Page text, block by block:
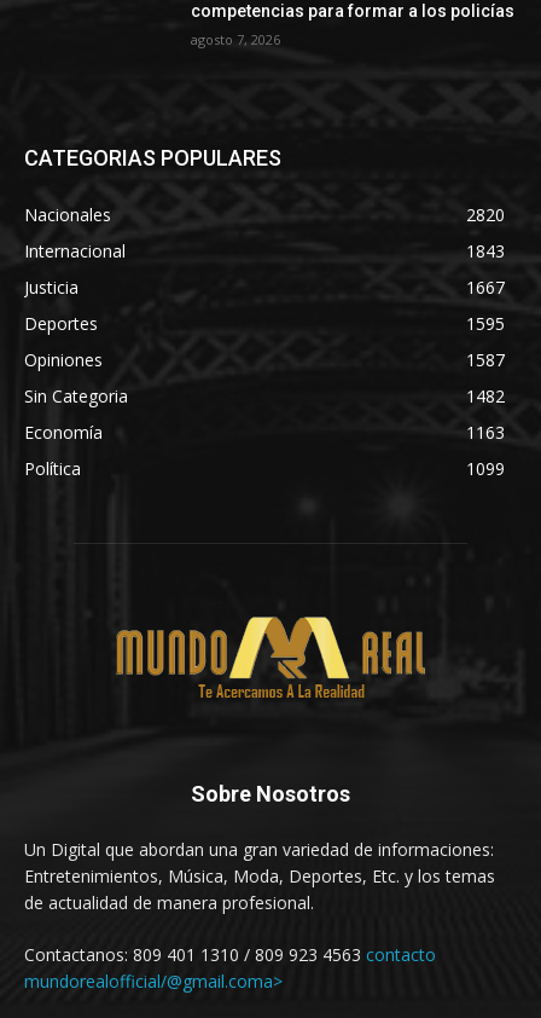
competencias para formar a los policías
agosto 7, 2026
CATEGORIAS POPULARES
Nacionales
2820
Internacional
1843
Justicia
1667
Deportes
1595
Opiniones
1587
Sin Categoria
1482
Economía
1163
Política
1099
Sobre Nosotros
Un Digital que abordan una gran variedad de informaciones:
Entretenimientos, Música, Moda, Deportes, Etc. y los temas
de actualidad de manera profesional.
Contactanos: 809 401 1310 / 809 923 4563 contacto
mundorealofficial/@gmail.coma>